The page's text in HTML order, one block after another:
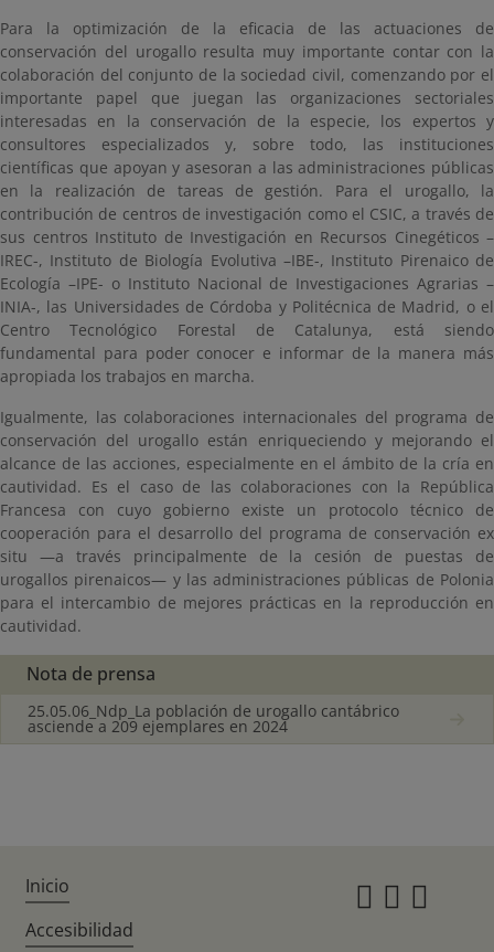
Para la optimización de la eficacia de las actuaciones de
conservación del urogallo resulta muy importante contar con la
colaboración del conjunto de la sociedad civil, comenzando por el
importante papel que juegan las organizaciones sectoriales
interesadas en la conservación de la especie, los expertos y
consultores especializados y, sobre todo, las instituciones
científicas que apoyan y asesoran a las administraciones públicas
en la realización de tareas de gestión. Para el urogallo, la
contribución de centros de investigación como el CSIC, a través de
sus centros Instituto de Investigación en Recursos Cinegéticos –
IREC-, Instituto de Biología Evolutiva –IBE-, Instituto Pirenaico de
Ecología –IPE- o Instituto Nacional de Investigaciones Agrarias –
INIA-, las Universidades de Córdoba y Politécnica de Madrid, o el
Centro Tecnológico Forestal de Catalunya, está siendo
fundamental para poder conocer e informar de la manera más
apropiada los trabajos en marcha.
Igualmente, las colaboraciones internacionales del programa de
conservación del urogallo están enriqueciendo y mejorando el
alcance de las acciones, especialmente en el ámbito de la cría en
cautividad. Es el caso de las colaboraciones con la República
Francesa con cuyo gobierno existe un protocolo técnico de
cooperación para el desarrollo del programa de conservación ex
situ —a través principalmente de la cesión de puestas de
urogallos pirenaicos— y las administraciones públicas de Polonia
para el intercambio de mejores prácticas en la reproducción en
cautividad.
Nota de prensa
25.05.06_Ndp_La población de urogallo cantábrico
asciende a 209 ejemplares en 2024
Inicio
Accesibilidad